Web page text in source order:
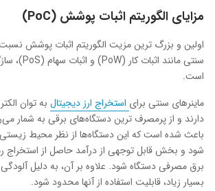
مزایای الگوریتم اثبات پوشش (PoC
)
اولین و بزرگ ترین مزیت الگوریتم اثبات پوشش نسبت
سنتی مانند اثبات کار (PoW) و اثبات سهام (PoS)،
است.
ماینرهای سنتی برای استخراج ارز دیجیتال به توان
دارند و از پرمصرف ترین دستگاه‌های برقی به شمار
باعث شده است که این دستگاه‌ها از نظر محیط
شود و بخش قابل توجهی از درآمد حاصل از استخراج
برق مصرفی دستگاه شود. علاوه بر آن، به دلیل
بسیار زیاد، قابلیت استفاده از آنها محدود شود.